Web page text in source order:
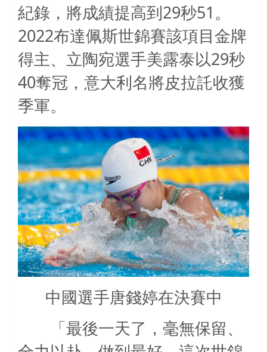
紀錄，將成績提高到 29秒51 。
2022布達佩斯世錦賽該項目金牌
得主、立陶宛選手美露泰以29秒
40奪冠，意大利名將皮拉託收獲
季軍。
中國選手唐錢婷在決賽中
「最後一天了，毫無保留、